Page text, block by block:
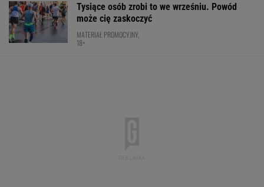
Tysiące osób zrobi to we wrześniu. Powód
może cię zaskoczyć
MATERIAŁ PROMOCYJNY,
18+